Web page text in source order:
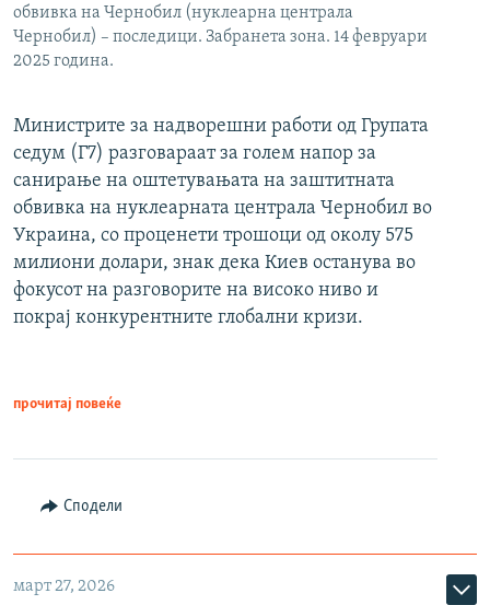
обвивка на Чернобил (нуклеарна централа
Чернобил) – последици. Забранета зона. 14 февруари
2025 година.
Министрите за надворешни работи од Групата
седум (Г7) разговараат за голем напор за
санирање на оштетувањата на заштитната
обвивка на нуклеарната централа Чернобил во
Украина, со проценети трошоци од околу 575
милиони долари, знак дека Киев останува во
фокусот на разговорите на високо ниво и
покрај конкурентните глобални кризи.
прочитај повеќе
Сподели
март 27, 2026